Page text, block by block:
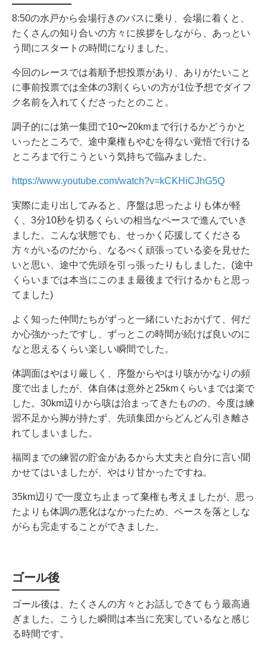
8:50の水戸から会場行きのバスに乗り、会場に着くと、
たくさんの知り合いの方々に挨拶をしながら、あっとい
う間にスタートの時間になりました。
今回のレースでは着順予想投票があり、ありがたいこと
に事前投票では全体の3割くらいの方が1位予想でダイフ
ク名前を入れてくださったとのこと。
調子的には第一集団で10〜20kmまで行けるかどうかと
いったところで、途中棄権もやむを得ない覚悟で行ける
ところまで行こうという気持ちで臨みました。
https://www.youtube.com/watch?v=kCKHiCJhG5Q
実際に走り出してみると、序盤は思ったよりも体が軽
く、3分10秒を切るくらいの相当なペースで進んでいき
ました。こんな状態でも、せっかく応援してくださる
方々がいるのだから、なるべく頑張っている姿を見せた
いと思い、途中で先頭を引っ張ったりもしました。(途中
くらいまでは本当にこのまま最後まで行けるかもと思っ
てました)
よく知った仲間たちがずっと一緒にいたおかげて、何だ
か心強かったですし、ずっとこの時間が続けば良いのに
なと思えるくらい楽しい瞬間でした。
体調面はやはり厳しく、序盤からやはり咳がかなりの頻
度で出ましたが、体自体は意外と25kmくらいまでは楽で
した。30km辺りから咳は治まってきたものの、今度は練
習不足から脚が持たず、先頭集団からどんどん引き離さ
れてしまいました。
福岡までの練習の貯金があるから大丈夫と自分に言い聞
かせてはいましたが、やはり甘かったですね。
35km辺りで一度立ち止まって棄権も考えましたが、思っ
たよりも体調の悪化はなかったため、ペースを落としな
がらも完走することができました。
ゴール後
ゴール後は、たくさんの方々とお話しできてもう最高過
ぎました。こうした瞬間は本当に充実しているなと感じ
る時間です。